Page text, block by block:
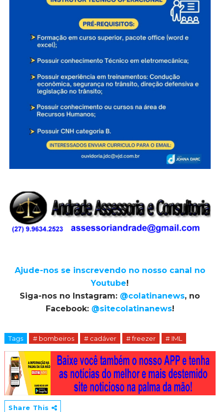
Ajude-nos se inscrevendo no nosso canal no
Youtube!
Siga-nos no Instagram: @colatinanews, no
Facebook: @sitecolatinanews!
Tags # bombeiros # cadáver # freezer # IML
Share This